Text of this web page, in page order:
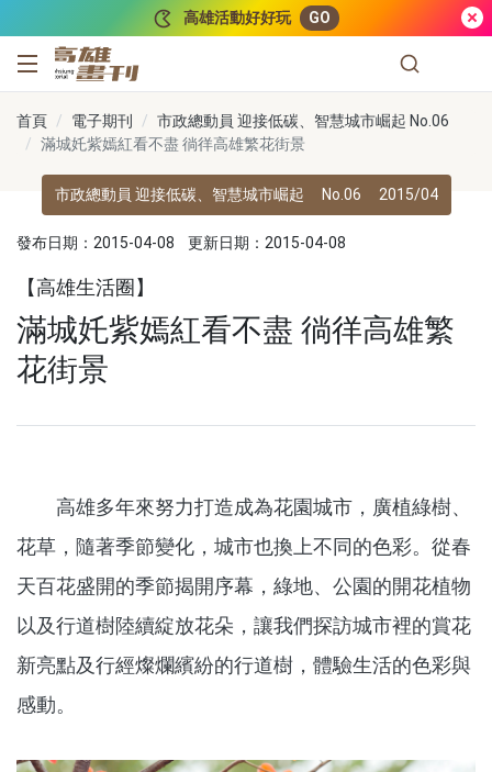
高雄活動好好玩 GO
高雄畫刊
首頁 電子期刊
市政總動員 迎接低碳、智慧城市崛起 No.06
滿城奼紫嫣紅看不盡 徜徉高雄繁花街景
市政總動員 迎接低碳、智慧城市崛起 No.06 2015/04
發布日期：2015-04-08 更新日期：2015-04-08
【高雄生活圈】
滿城奼紫嫣紅看不盡 徜徉高雄繁
花街景
高雄多年來努力打造成為花園城市，廣植綠樹、
花草，隨著季節變化，城市也換上不同的色彩。從春
天百花盛開的季節揭開序幕，綠地、公園的開花植物
以及行道樹陸續綻放花朵，讓我們探訪城市裡的賞花
新亮點及行經燦爛繽紛的行道樹，體驗生活的色彩與
感動。